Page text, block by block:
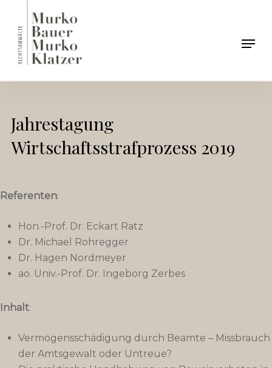
main
content
Menu
Jahrestagung
Wirtschaftsstrafprozess 2019
Referenten:
Hon.-Prof. Dr. Eckart Ratz
Dr. Michael Rohregger
Dr. Hagen Nordmeyer
ao. Univ.-Prof. Dr. Ingeborg Zerbes
Inhalt:
Vermögensschädigung durch Beamte – Missbrauch
der Amtsgewalt oder Untreue?